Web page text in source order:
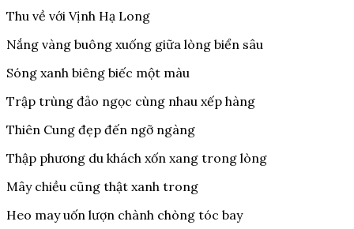
Thu về với Vịnh Hạ Long
Nắng vàng buông xuống giữa lòng biển sâu
Sóng xanh biêng biếc một màu
Trập trùng đảo ngọc cùng nhau xếp hàng
Thiên Cung đẹp đến ngỡ ngàng
Thập phương du khách xốn xang trong lòng
Mây chiều cũng thật xanh trong
Heo may uốn lượn chành chòng tóc bay